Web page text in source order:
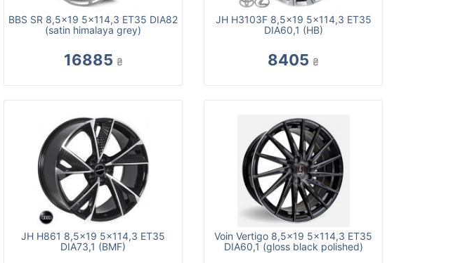
BBS SR 8,5x19 5x114,3 ET35 DIA82
(satin himalaya grey)
16885 ₴
JH H3103F 8,5x19 5x114,3 ET35
DIA60,1 (HB)
8405 ₴
JH H861 8,5x19 5x114,3 ET35
DIA73,1 (BMF)
Voin Vertigo 8,5x19 5x114,3 ET35
DIA60,1 (gloss black polished)